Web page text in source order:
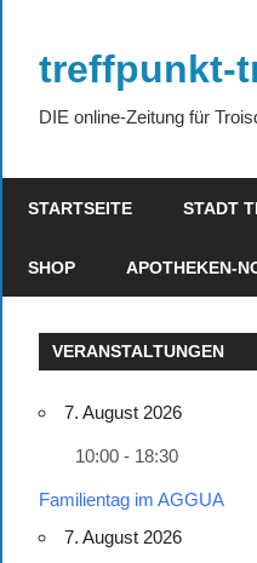
springentreffpunkt-
DIE online-Zeitung für
STARTSEITE STADT
SHOP APOTHEKEN-
VERANSTALTUNGEN
7. August 2026
10:00 - 18:30
Familientag im AGGUA
7. August 2026